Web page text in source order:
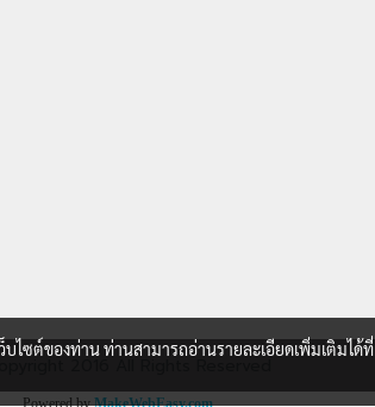
ไซต์ของท่าน ท่านสามารถอ่านรายละเอียดเพิ่มเติมได้ที่